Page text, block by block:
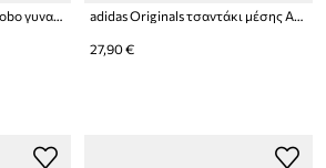
adidas Originals τσάντα hobo γυναικεία ντένιμ Adicolor adidas Originals τσαντάκι μέσης Adicolor
27,90 €